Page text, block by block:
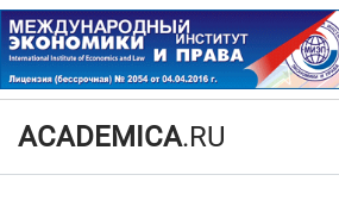
ACADEMICA.RU
Да Нет